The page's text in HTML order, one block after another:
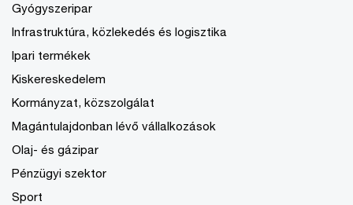
Gyógyszeripar
Infrastruktúra, közlekedés és logisztika
Ipari termékek
Kiskereskedelem
Kormányzat, közszolgálat
Magántulajdonban lévő vállalkozások
Olaj- és gázipar
Pénzügyi szektor
Sport